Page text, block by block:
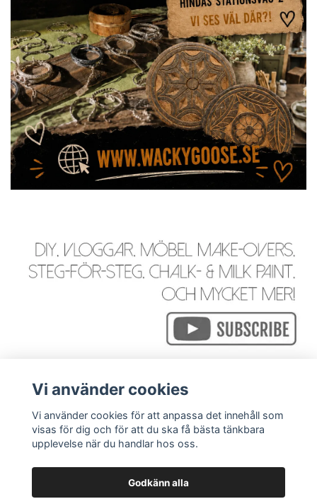
Läs mer
Vi använder cookies
Vi använder cookies för att anpassa det innehåll som
visas för dig och för att du ska få bästa tänkbara
upplevelse när du handlar hos oss.
Godkänn alla